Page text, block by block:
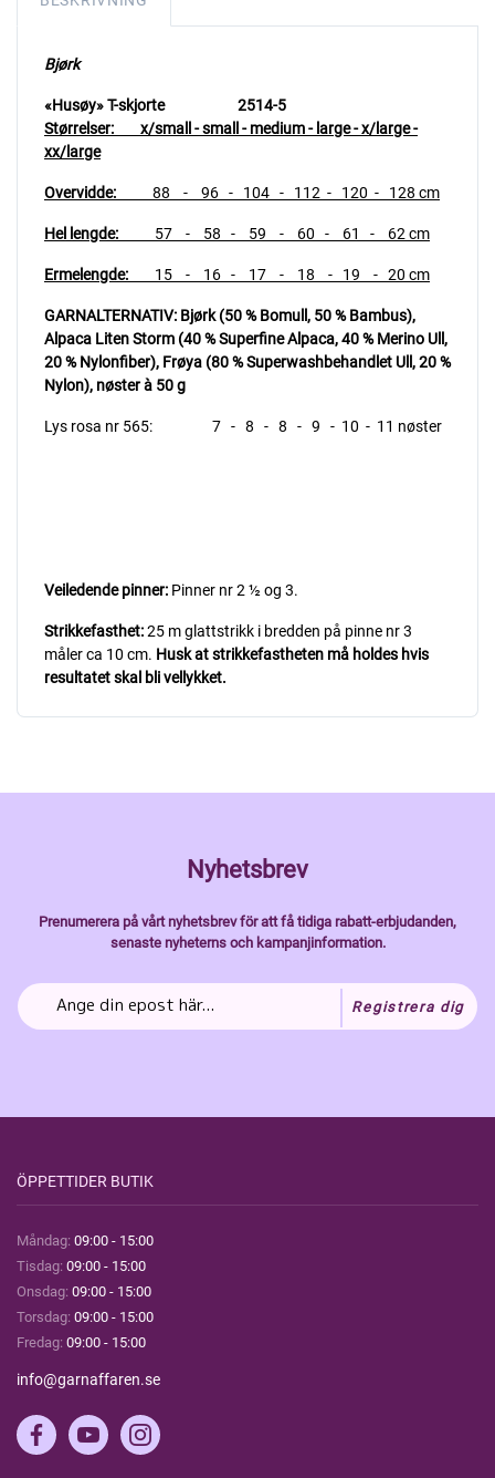
Bjørk
«Husøy» T-skjorte 2514-5
Størrelser: x/small - small - medium - large - x/large -
xx/large
Overvidde: 88 - 96 - 104 - 112 - 120 - 128 cm
Hel lengde: 57 - 58 - 59 - 60 - 61 - 62 cm
Ermelengde: 15 - 16 - 17 - 18 - 19 - 20 cm
GARNALTERNATIV: Bjørk (50 % Bomull, 50 % Bambus),
Alpaca Liten Storm (40 % Superfine Alpaca, 40 % Merino Ull,
20 % Nylonfiber), Frøya (80 % Superwashbehandlet Ull, 20 %
Nylon), nøster à 50 g
Lys rosa nr 565: 7 - 8 - 8 - 9 - 10 - 11 nøster
Veiledende pinner: Pinner nr 2 ½ og 3.
Strikkefasthet:25 m glattstrikk i bredden på pinne nr 3
måler ca 10 cm. Husk at strikkefastheten må holdes hvis
resultatet skal bli vellykket.
Nyhetsbrev
Prenumerera på vårt nyhetsbrev för att få tidiga rabatt-erbjudanden,
senaste nyheterns och kampanjinformation.
Registrera dig
ÖPPETTIDER BUTIK
Måndag: 09:00 - 15:00
Tisdag: 09:00 - 15:00
Onsdag: 09:00 - 15:00
Torsdag: 09:00 - 15:00
Fredag: 09:00 - 15:00
info@garnaffaren.se